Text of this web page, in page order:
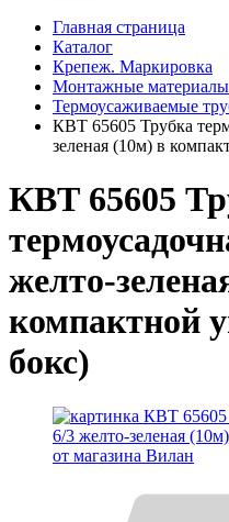
Главная страница
Каталог
Крепеж. Маркировка
Монтажные материалы
Термоусаживаемые
КВТ 65605 Трубка
зеленая (10м) в
КВТ 65605
желто-
компактной
бокс)